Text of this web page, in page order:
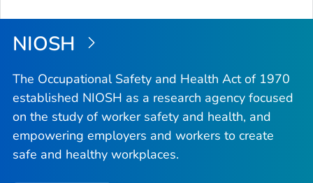
NIOSH
The Occupational Safety and Health Act of 1970
established NIOSH as a research agency focused
on the study of worker safety and health, and
empowering employers and workers to create
safe and healthy workplaces.